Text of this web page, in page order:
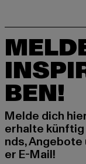
BEN!
Melde dich
erhalte
nds,
er E-Mail!